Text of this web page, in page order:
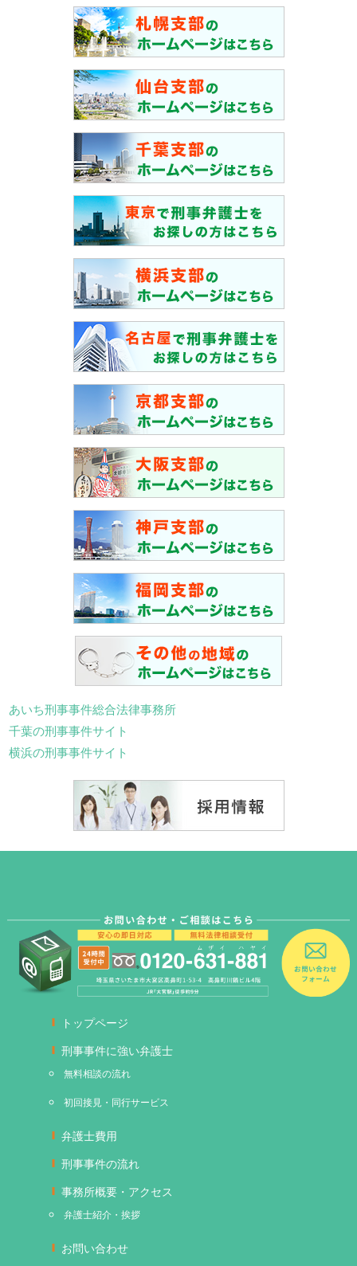
あいち刑事事件総合法律事務所
千葉の刑事事件サイト
横浜の刑事事件サイト
トップページ
刑事事件に強い弁護士
無料相談の流れ
初回接見・同行サービス
弁護士費用
刑事事件の流れ
事務所概要・アクセス
弁護士紹介・挨拶
お問い合わせ